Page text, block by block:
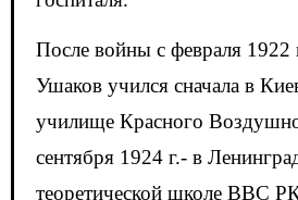
После войны с февраля
Ушаков учился сначала в
училище Красного
сентября 1924 г.- в
теоретической школе ВВС